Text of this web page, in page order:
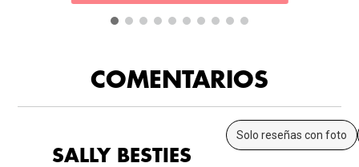
COMENTARIOS
SALLY BESTIES
Solo reseñas con foto